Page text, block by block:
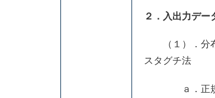
２．入出力デー
（１）．分布
スタグチ法
ａ．正規